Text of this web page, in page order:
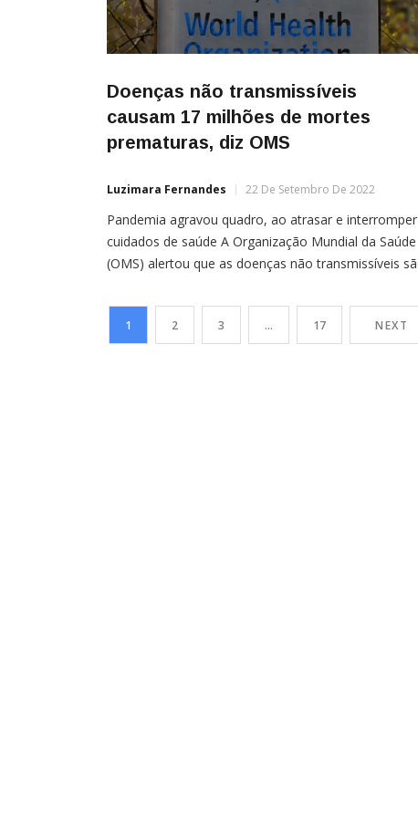
Doenças não transmissíveis
causam 17 milhões de mortes
prematuras, diz OMS
Luzimara Fernandes 22 De Setembro De 2022
Pandemia agravou quadro, ao atrasar e interromper
cuidados de saúde A Organização Mundial da Saúde
(OMS) alertou que as doenças não transmissíveis
todos os anos. O grupo inclui doenças
cardiovasculares, câncer, diabetes e doenças
1 2 3 … 17 NEXT